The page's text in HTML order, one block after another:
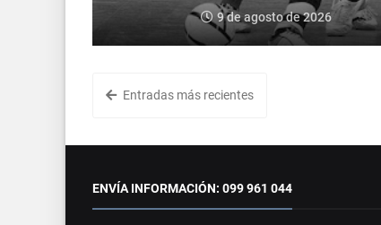
9 de agosto de 2026
Entradas más recientes
ENVÍA INFORMACIÓN: 099 961 044